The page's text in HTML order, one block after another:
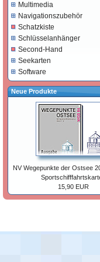
Multimedia
Navigationszubehör
Schatzkiste
Schlüsselanhänger
Second-Hand
Seekarten
Software
Neue Produkte
NV Wegepunkte der Ostsee
15,90 EUR